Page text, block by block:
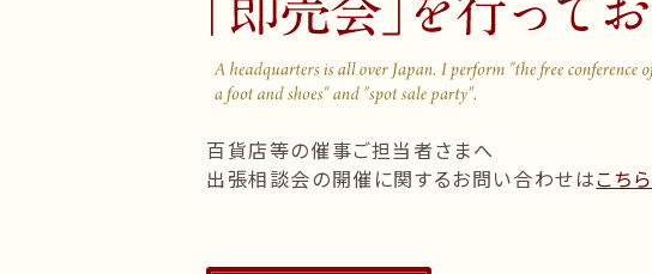
百貨店等の催事ご担当者さまへ
出張相談会の開催に関するお問い合わせはこちら